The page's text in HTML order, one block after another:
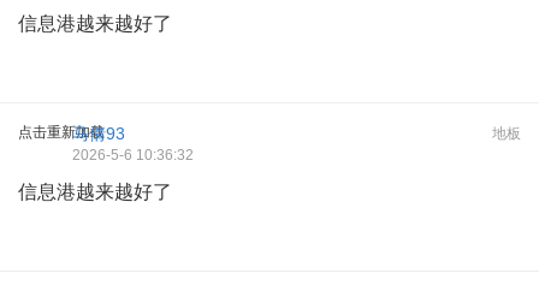
信息港越来越好了
点击重新加载 地板
马倩93
2026-5-6 10:36:32
信息港越来越好了